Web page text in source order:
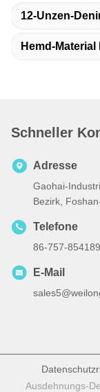
12-Unzen-
Hemd-
Schneller
Adresse
Gaohai-
Bezirk,
Telefone
86-757-
E-Mail
Ausdehnungs-